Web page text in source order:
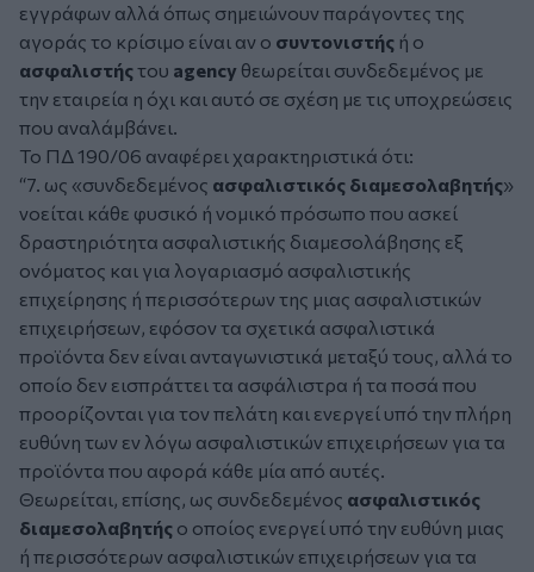
εγγράφων αλλά όπως σημειώνουν παράγοντες της
αγοράς το κρίσιμο είναι αν ο συντονιστής ή ο
ασφαλιστήςτου agency θεωρείται συνδεδεμένος με
την εταιρεία η όχι και αυτό σε σχέση με τις υποχρεώσεις
που αναλάμβάνει.
Το ΠΔ 190/06 αναφέρει χαρακτηριστικά ότι:
“7. ως «συνδεδεμένος ασφαλιστικός διαμεσολαβητής»
νοείται κάθε φυσικό ή νομικό πρόσωπο που ασκεί
δραστηριότητα ασφαλιστικής διαμεσολάβησης εξ
ονόματος και για λογαριασμό ασφαλιστικής
επιχείρησης ή περισσότερων της μιας ασφαλιστικών
επιχειρήσεων, εφόσον τα σχετικά ασφαλιστικά
προϊόντα δεν είναι ανταγωνιστικά μεταξύ τους, αλλά το
οποίο δεν εισπράττει τα ασφάλιστρα ή τα ποσά που
προορίζονται για τον πελάτη και ενεργεί υπό την πλήρη
ευθύνη των εν λόγω ασφαλιστικών επιχειρήσεων για τα
προϊόντα που αφορά κάθε μία από αυτές.
Θεωρείται, επίσης, ως συνδεδεμένος ασφαλιστικός
διαμεσολαβητής ο οποίος ενεργεί υπό την ευθύνη μιας
ή περισσότερων ασφαλιστικών επιχειρήσεων για τα